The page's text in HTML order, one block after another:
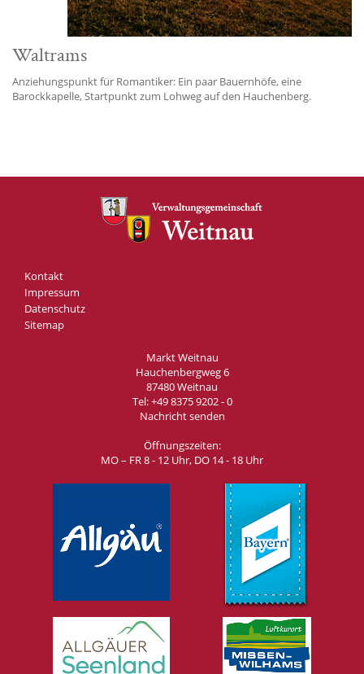
Waltrams
Anziehungspunkt für Romantiker: Ein paar Bauernhöfe, eine
Barockkapelle, Startpunkt zum Lohweg auf den Hauchenberg.
Kontakt
Impressum
Datenschutz
Sitemap
Markt Weitnau
Hauchenbergweg 6
87480 Weitnau
Tel:+49 8375 9202 - 0
Nachricht senden
Öffnungszeiten:
MO – FR 8 - 12 Uhr, DO 14 - 18 Uhr